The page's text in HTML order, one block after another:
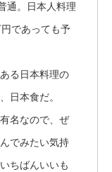
通。日本人料理
であっても予
る日本料理の
日本食だ。
名なので、ぜ
でみたい気持
ちばんいいも